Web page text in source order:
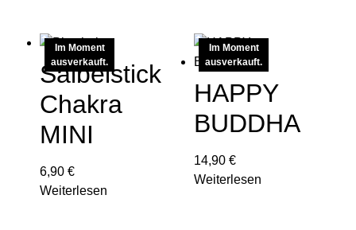
Im Moment
ausverkauft.
Salbeistick
Chakra
MINI
6,90 €
Weiterlesen
Im Moment
ausverkauft.
HAPPY
BUDDHA
14,90 €
Weiterlesen